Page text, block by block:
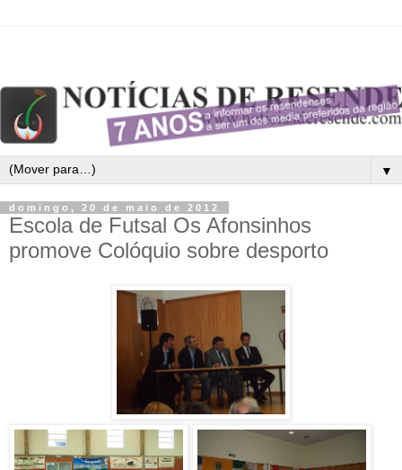
▼
domingo, 20 de maio de 2012
Escola de Futsal Os Afonsinhos
promove Colóquio sobre desporto